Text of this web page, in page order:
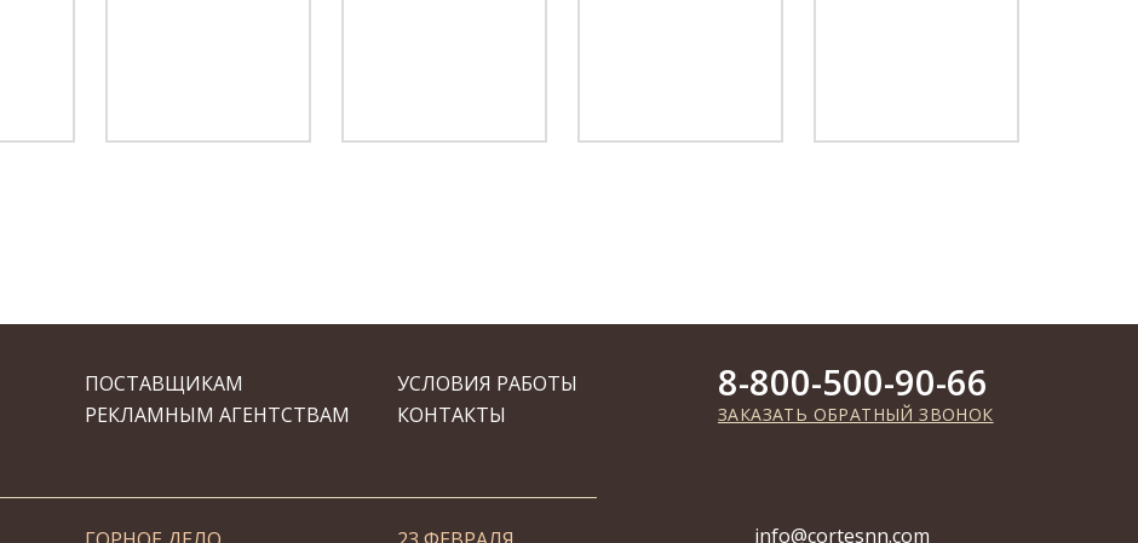
ПОСТАВЩИКАМ
РЕКЛАМНЫМ АГЕНТСТВАМ
УСЛОВИЯ РАБОТЫ
КОНТАКТЫ
8-800-500-90-66
ЗАКАЗАТЬ ОБРАТНЫЙ ЗВОНОК
info@cortesnn.com